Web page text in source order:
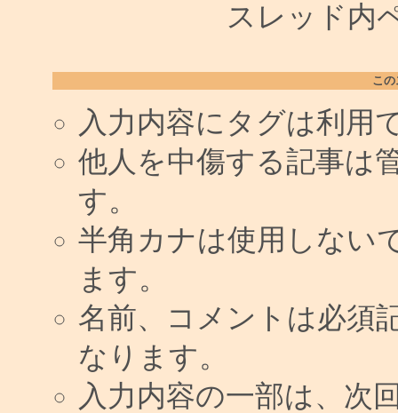
スレッド内
こ
入力内容にタグは利用
他人を中傷する記事は
す。
半角カナは使用しない
ます。
名前、コメントは必須
なります。
入力内容の一部は、次